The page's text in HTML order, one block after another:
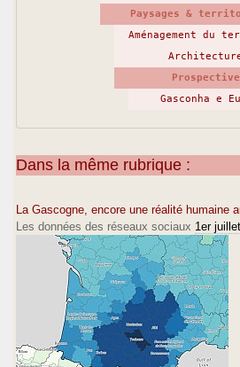
Paysages &
Aménagement du
Prospective
Gasconha e
Dans la même rubrique :
La Gascogne, encore une réalité humaine
Les données des réseaux sociaux 1er juillet